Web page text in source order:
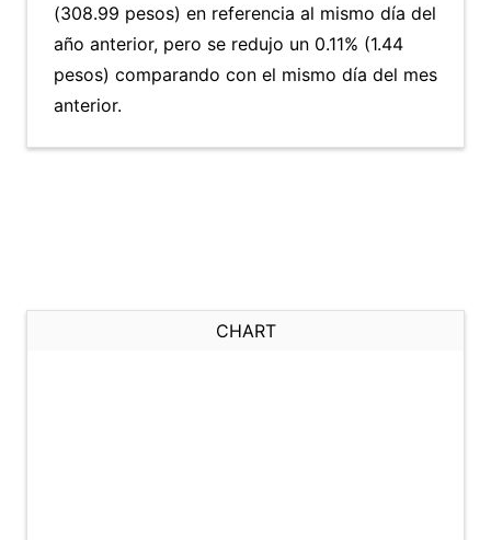
(308.99 pesos) en referencia al mismo día del
año anterior, pero se redujo un 0.11% (1.44
pesos) comparando con el mismo día del mes
anterior.
CHART